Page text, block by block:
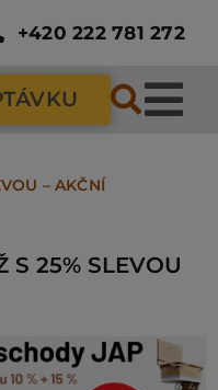
+420 222 781 272
– AKČNÍ
S 25% SLEVOU